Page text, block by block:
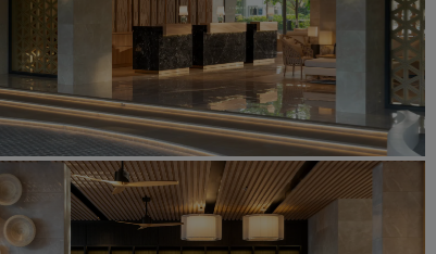
新規オープンおよびオープン
のホテル
Radisson Meetings
Radisson Meetings をご紹介
会議スペースを予約します
見積もりを依頼する
イベントの目的地